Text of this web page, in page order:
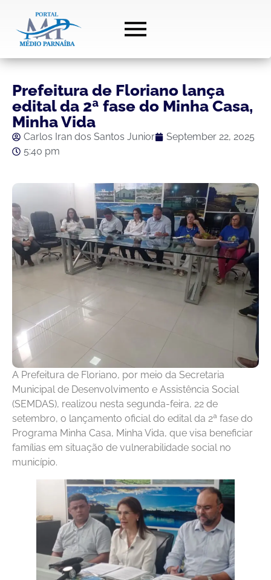
Prefeitura de Floriano lança
edital da 2ª fase do Minha Casa,
Minha Vida
Carlos Iran dos Santos Junior
September 22, 2025
5:40 pm
A Prefeitura de Floriano, por meio da Secretaria
Municipal de Desenvolvimento e Assistência Social
(SEMDAS), realizou nesta segunda-feira, 22 de
setembro, o lançamento oficial do edital da 2ª fase do
Programa Minha Casa, Minha Vida, que visa beneficiar
famílias em situação de vulnerabilidade social no
município.